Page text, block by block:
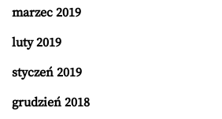
marzec 2019
luty 2019
styczeń 2019
grudzień 2018